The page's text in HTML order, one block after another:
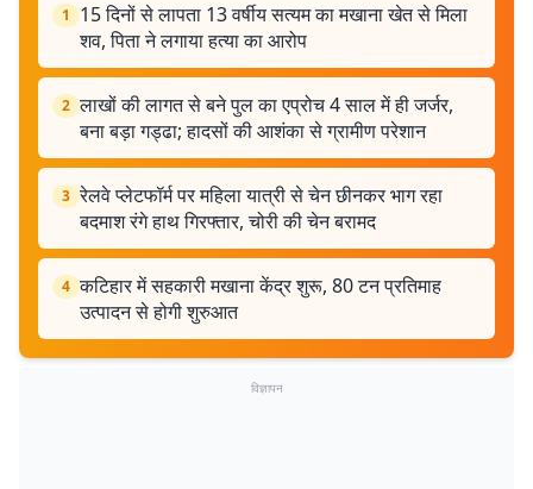
1
15 दिनों से लापता 13 वर्षीय सत्यम का मखाना खेत से मिला
शव, पिता ने लगाया हत्या का आरोप
2 लाखों की लागत से बने पुल का एप्रोच 4 साल में ही जर्जर,
बना बड़ा गड्ढा; हादसों की आशंका से ग्रामीण परेशान
3 रेलवे प्लेटफॉर्म पर महिला यात्री से चेन छीनकर भाग रहा
बदमाश रंगे हाथ गिरफ्तार, चोरी की चेन बरामद
4 कटिहार में सहकारी मखाना केंद्र शुरू, 80 टन प्रतिमाह
उत्पादन से होगी शुरुआत
विज्ञापन